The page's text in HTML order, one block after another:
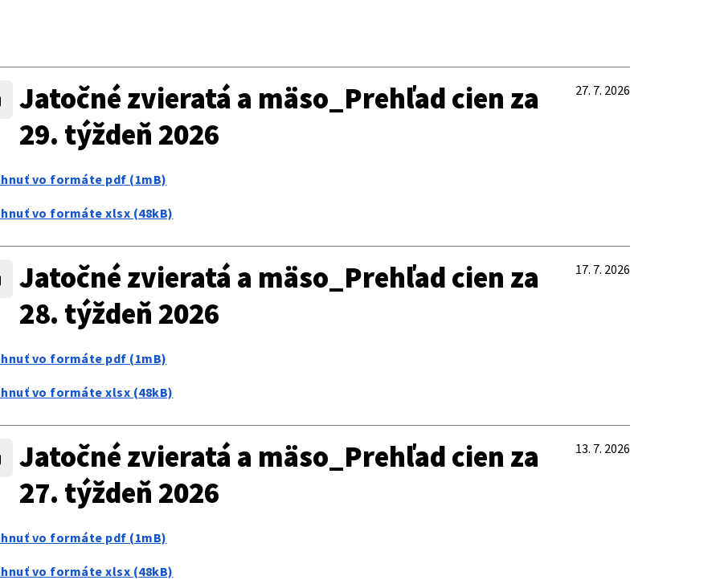
Jatočné zvieratá a mäso_Prehľad cien za
29. týždeň 2026
27. 7. 2026
vo formáte pdf (1mB)
vo formáte xlsx (48kB)
Jatočné zvieratá a mäso_Prehľad cien za
28. týždeň 2026
17. 7. 2026
vo formáte pdf (1mB)
vo formáte xlsx (48kB)
Jatočné zvieratá a mäso_Prehľad cien za
27. týždeň 2026
13. 7. 2026
vo formáte pdf (1mB)
vo formáte xlsx (48kB)